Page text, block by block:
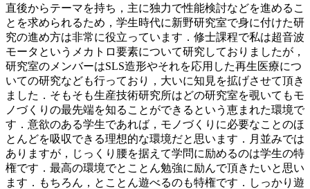
直後からテーマを持ち，主に独力で性能検討などを進めるこ
とを求められるため，学生時代に新野研究室で身に付けた研
究の進め方は非常に役立っています．修士課程で私は超音波
モータというメカトロ要素について研究しておりましたが，
研究室のメンバーはSLS造形やそれを応用した再生医療につ
いての研究なども行っており，大いに知見を拡げさせて頂き
ました．そもそも生産技術研究所はどの研究室を覗いてもモ
ノづくりの最先端を知ることができるという恵まれた環境で
す．意欲のある学生であれば，モノづくりに必要なことのほ
とんどを吸収できる理想的な環境だと思います．月並みでは
ありますが，じっくり腰を据えて学問に励めるのは学生の特
権です．最高の環境でとことん勉強に励んで頂きたいと思い
ます．もちろん，とことん遊べるのも特権です．しっかり遊